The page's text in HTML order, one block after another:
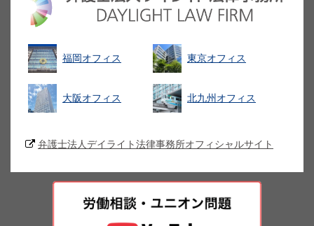
福岡オフィス 東京オフィス
大阪オフィス 北九州オフィス
弁護士法人デイライト法律事務所オフィシャルサイト